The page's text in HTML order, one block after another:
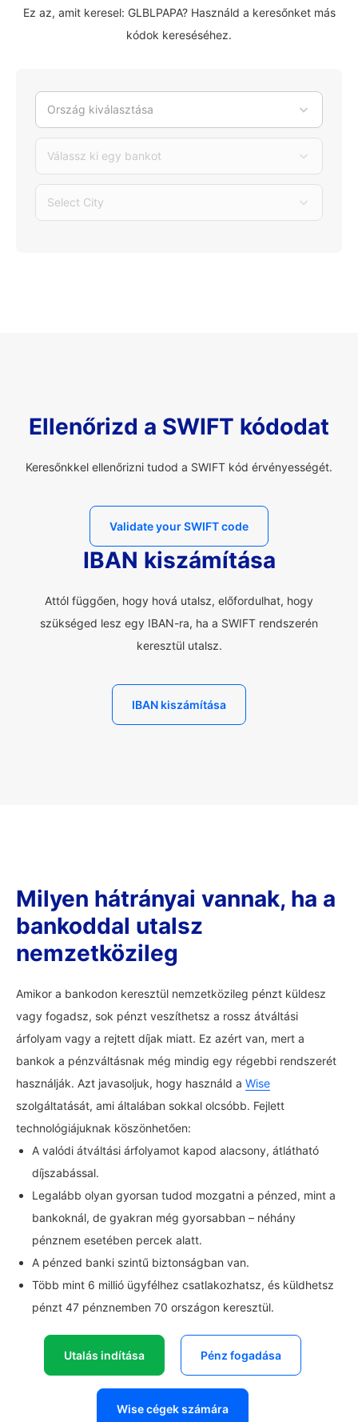
Ez az, amit keresel: GLBLPAPA? Használd a keresőnket más
kódok kereséséhez.
Ország kiválasztása
Válassz ki egy bankot
Select City
Ellenőrizd a SWIFT kódodat
Keresőnkkel ellenőrizni tudod a SWIFT kód érvényességét.
Validate your SWIFT code
IBAN kiszámítása
Attól függően, hogy hová utalsz, előfordulhat, hogy
szükséged lesz egy IBAN-ra, ha a SWIFT rendszerén
keresztül utalsz.
IBAN kiszámítása
Milyen hátrányai vannak, ha a
bankoddal utalsz
nemzetközileg
Amikor a bankodon keresztül nemzetközileg pénzt küldesz
vagy fogadsz, sok pénzt veszíthetsz a rossz átváltási
árfolyam vagy a rejtett díjak miatt. Ez azért van, mert a
bankok a pénzváltásnak még mindig egy régebbi rendszerét
használják. Azt javasoljuk, hogy használd a Wise
szolgáltatását, ami általában sokkal olcsóbb. Fejlett
technológiájuknak köszönhetően:
A valódi átváltási árfolyamot kapod alacsony, átlátható
díjszabással.
Legalább olyan gyorsan tudod mozgatni a pénzed, mint a
bankoknál, de gyakran még gyorsabban – néhány
pénznem esetében percek alatt.
A pénzed banki szintű biztonságban van.
Több mint 6 millió ügyfélhez csatlakozhatsz, és küldhetsz
pénzt 47 pénznemben 70 országon keresztül.
Utalás indítása Pénz fogadása
Wise cégek számára